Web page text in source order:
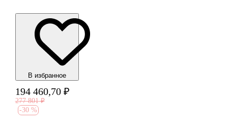
В избранноe
194 460,70 ₽
277 801 ₽
-30 %